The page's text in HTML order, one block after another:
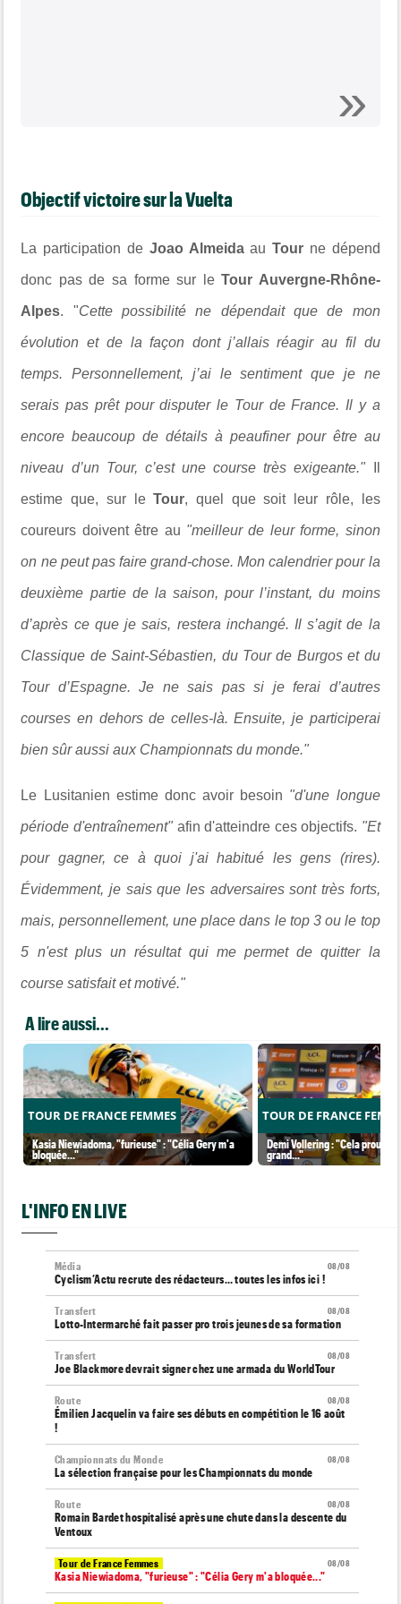
Objectif victoire sur la Vuelta
La participation de Joao AlmeidaauTour ne dépend
donc pas de sa forme sur leTour Auvergne-Rhône-
Alpes. "Cette possibilité ne dépendait que de mon
évolution et de la façon dont j’allais réagir au fil du
temps. Personnellement, j’ai le sentiment que je ne
serais pas prêt pour disputer le Tour de France. Il y a
encore beaucoup de détails à peaufiner pour être au
niveau d’un Tour, c’est une course très exigeante."
estime que, sur leTour, quel que soit leur rôle, les
coureurs doivent être au "meilleur de leur forme, sinon
on ne peut pas faire grand-chose. Mon calendrier pour la
deuxième partie de la saison, pour l’instant, du moins
d’après ce que je sais, restera inchangé. Il s’agit de la
Classique de Saint-Sébastien, du Tour de Burgos et du
Tour d’Espagne. Je ne sais pas si je ferai d’autres
courses en dehors de celles-là. Ensuite, je participerai
bien sûr aussi aux Championnats du monde."
Le Lusitanien estime donc avoir besoin "d'une longue
période d'entraînement" afin d'atteindre ces objectifs. "Et
pour gagner, ce à quoi j'ai habitué les gens (rires).
Évidemment, je sais que les adversaires sont très forts,
mais, personnellement, une place dans le top 3 ou le top
5 n'est plus un résultat qui me permet de quitter la
course satisfait et motivé."
A lire aussi...
TOUR DE FRANCE FEMMES
Kasia Niewiadoma, "furieuse" : "Célia Gery m'a
bloquée..."
TOUR DE FRANCE
Demi Vollering : "Cela prouve
grand..."
L'INFO EN LIVE
08/08
Média
Cyclism’Actu recrute des rédacteurs… toutes les infos ici !
08/08
Transfert
Lotto-Intermarché fait passer pro trois jeunes de sa formation
08/08
Transfert
Joe Blackmore devrait signer chez une armada du WorldTour
08/08
Route
Émilien Jacquelin va faire ses débuts en compétition le 16 août
!
08/08
Championnats du Monde
La sélection française pour les Championnats du monde
08/08
Route
Romain Bardet hospitalisé après une chute dans la descente du
Ventoux
08/08
Tour de France Femmes
Kasia Niewiadoma, "furieuse" : "Célia Gery m'a bloquée..."